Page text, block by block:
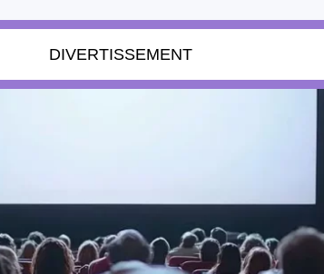
DIVERTISSEMENT